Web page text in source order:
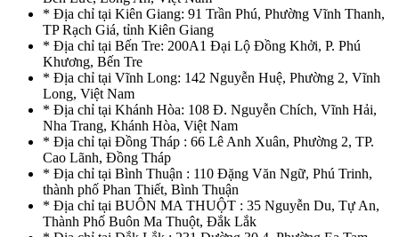
* Địa chỉ tại Kiên Giang: 91 Trần Phú, Phường Vĩnh Thanh,
TP Rạch Giá, tỉnh Kiên Giang
* Địa chỉ tại Bến Tre: 200A1 Đại Lộ Đồng Khởi, P. Phú
Khương, Bến Tre
* Địa chỉ tại Vĩnh Long: 142 Nguyễn Huệ, Phường 2, Vĩnh
Long, Việt Nam
* Địa chỉ tại Khánh Hòa: 108 Đ. Nguyễn Chích, Vĩnh Hải,
Nha Trang, Khánh Hòa, Việt Nam
* Địa chỉ tại Đồng Tháp : 66 Lê Anh Xuân, Phường 2, TP.
Cao Lãnh, Đồng Tháp
* Địa chỉ tại Bình Thuận : 110 Đặng Văn Ngữ, Phú Trinh,
thành phố Phan Thiết, Bình Thuận
* Địa chỉ tại BUÔN MA THUỘT : 35 Nguyễn Du, Tự An,
Thành Phố Buôn Ma Thuột, Đắk Lắk